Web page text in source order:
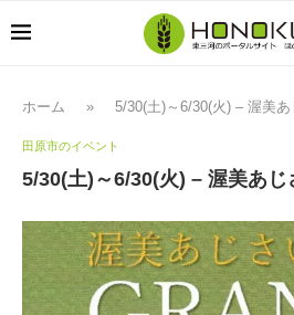
ホーム » 5/30(土)～6/30(火) – 渥美
田原市のイベント
5/30(土)～6/30(火) – 渥美あ